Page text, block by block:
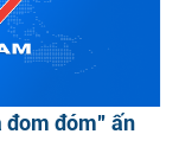
đom đóm” ấn